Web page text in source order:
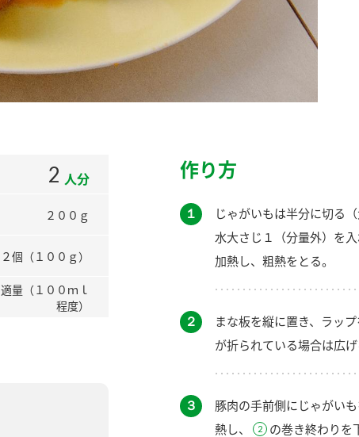
2 人分
２００ｇ
２個（１００ｇ）
適量（１００ｍｌ
程度）
作り方
１
じゃがいもは半分に切る
水大さじ１（分量外）を
加熱し、粗熱をとる。
２
まな板を縦に置き、ラッ
が折られている場合は広
３
豚肉の手前側にじゃがい
熱し、
の巻き終わりを